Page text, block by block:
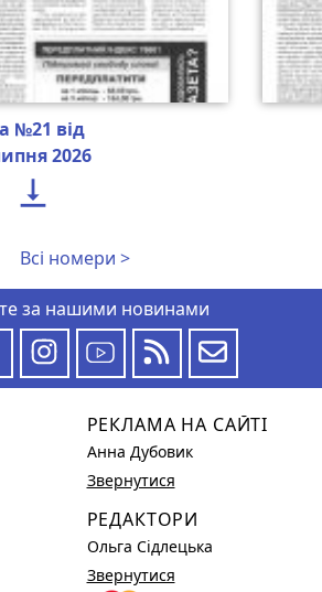
№21 від
2026

Всі номери >
за нашими новинами
РЕКЛАМА НА САЙТІ
Анна Дубовик
Звернутися
РЕДАКТОРИ
Ольга Сідлецька
Звернутися